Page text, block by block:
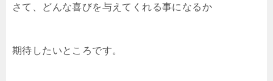
さて、どんな喜びを与えてくれる事になるか
期待したいところです。